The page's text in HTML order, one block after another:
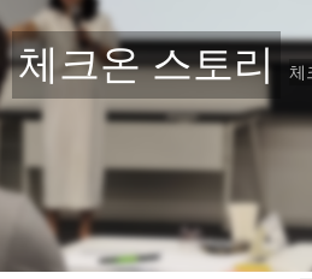
체크온 스토리 체